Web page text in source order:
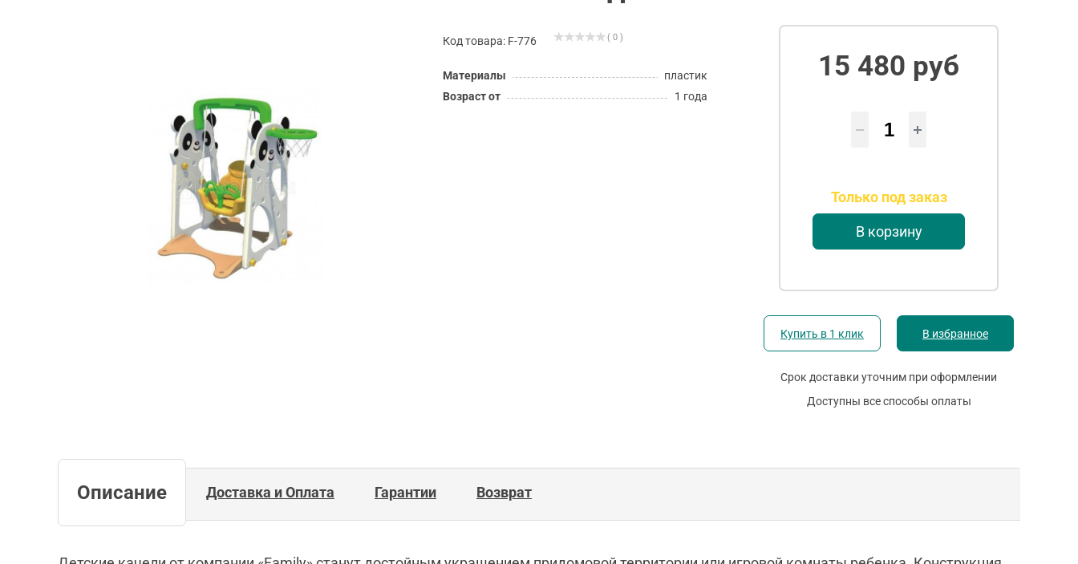
Код товара: F-776 ( 0 )
Материалы
пластик
Возраст от
1 года
15 480 руб
Только под заказ
В корзину
Купить в 1 клик В избранное
Срок доставки уточним при оформлении
Доступны все способы оплаты
Описание Доставка и Оплата Гарантии Возврат